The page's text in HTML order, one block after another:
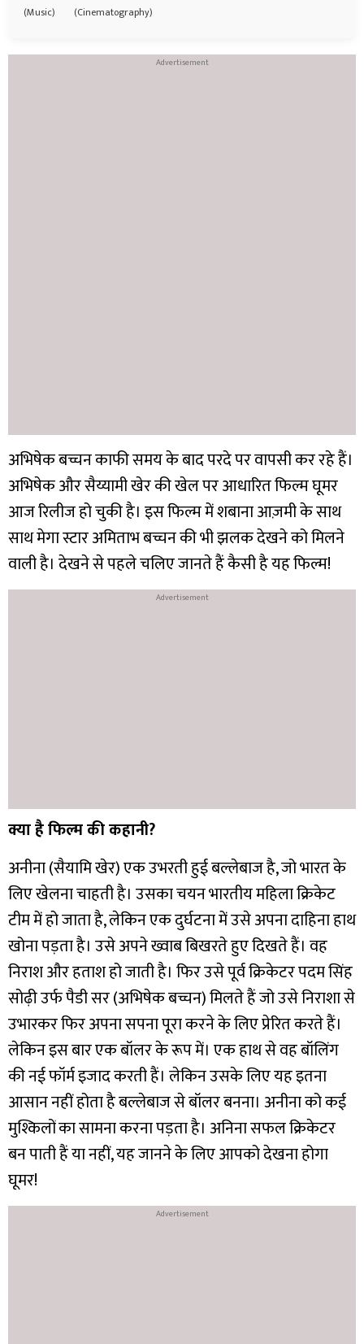
(Music)
(Cinematography)
अभिषेक बच्चन काफी समय के बाद परदे पर वापसी कर रहे हैं।
अभिषेक और सैय्यामी खेर की खेल पर आधारित फिल्म घूमर
आज रिलीज हो चुकी है। इस फिल्म में शबाना आज़मी के साथ
साथ मेगा स्टार अमिताभ बच्चन की भी झलक देखने को मिलने
वाली है। देखने से पहले चलिए जानते हैं कैसी है यह फिल्म!
क्या है फिल्म की कहानी?
अनीना (सैयामि खेर) एक उभरती हुई बल्लेबाज है, जो भारत के
लिए खेलना चाहती है। उसका चयन भारतीय महिला क्रिकेट
टीम में हो जाता है, लेकिन एक दुर्घटना में उसे अपना दाहिना हाथ
खोना पड़ता है। उसे अपने ख्वाब बिखरते हुए दिखते हैं। वह
निराश और हताश हो जाती है। फिर उसे पूर्व क्रिकेटर पदम सिंह
सोढ़ी उर्फ पैडी सर (अभिषेक बच्चन) मिलते हैं जो उसे निराशा से
उभारकर फिर अपना सपना पूरा करने के लिए प्रेरित करते हैं।
लेकिन इस बार एक बॉलर के रूप में। एक हाथ से वह बॉलिंग
की नई फॉर्म इजाद करती हैं। लेकिन उसके लिए यह इतना
आसान नहीं होता है बल्लेबाज से बॉलर बनना। अनीना को कई
मुश्किलों का सामना करना पड़ता है। अनिना सफल क्रिकेटर
बन पाती हैं या नहीं, यह जानने के लिए आपको देखना होगा
घूमर!